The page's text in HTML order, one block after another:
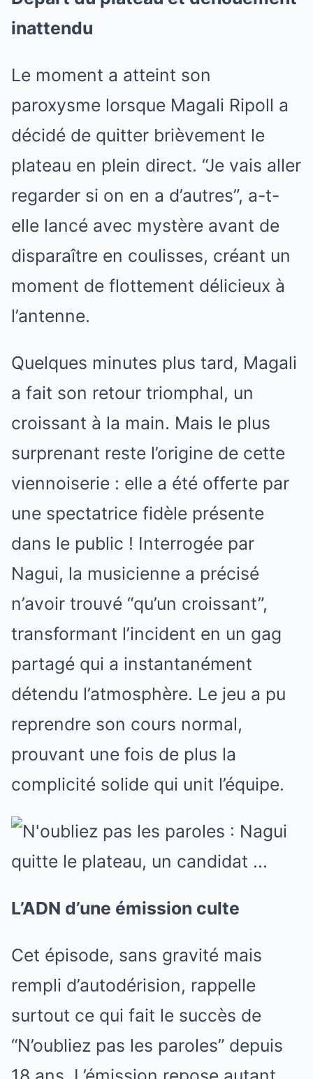
inattendu
Le moment a atteint son
paroxysme lorsque Magali Ripoll a
décidé de quitter brièvement le
plateau en plein direct. “Je vais aller
regarder si on en a d’autres”, a-t-
elle lancé avec mystère avant de
disparaître en coulisses, créant un
moment de flottement délicieux à
l’antenne.
Quelques minutes plus tard, Magali
a fait son retour triomphal, un
croissant à la main. Mais le plus
surprenant reste l’origine de cette
viennoiserie : elle a été offerte par
une spectatrice fidèle présente
dans le public ! Interrogée par
Nagui, la musicienne a précisé
n’avoir trouvé “qu’un croissant”,
transformant l’incident en un gag
partagé qui a instantanément
détendu l’atmosphère. Le jeu a pu
reprendre son cours normal,
prouvant une fois de plus la
complicité solide qui unit l’équipe.
L’ADN d’une émission culte
Cet épisode, sans gravité mais
rempli d’autodérision, rappelle
surtout ce qui fait le succès de
“N’oubliez pas les paroles” depuis